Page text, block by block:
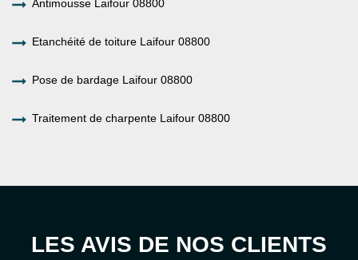
Antimousse Laifour 08800
Etanchéité de toiture Laifour 08800
Pose de bardage Laifour 08800
Traitement de charpente Laifour 08800
LES AVIS DE NOS CLIENTS